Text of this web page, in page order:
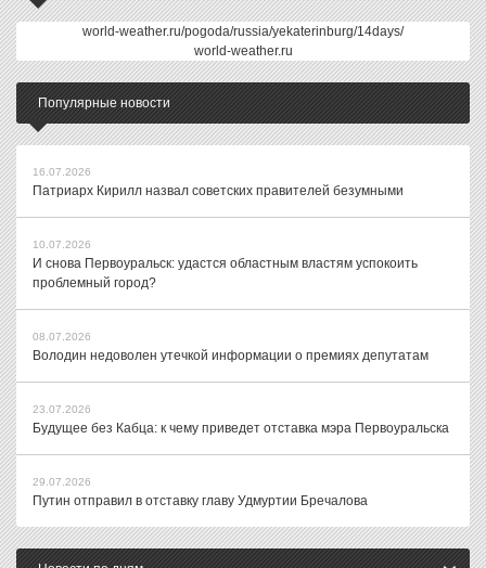
world-weather.ru/pogoda/russia/yekaterinburg/14days/
world-weather.ru
Популярные новости
16.07.2026
Патриарх Кирилл назвал советских правителей безумными
10.07.2026
И снова Первоуральск: удастся областным властям успокоить
проблемный город?
08.07.2026
Володин недоволен утечкой информации о премиях депутатам
23.07.2026
Будущее без Кабца: к чему приведет отставка мэра Первоуральска
29.07.2026
Путин отправил в отставку главу Удмуртии Бречалова